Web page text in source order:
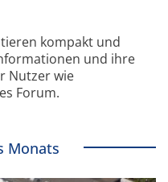
kompakt und
und ihre
Nutzer wie
Forum.
Monats